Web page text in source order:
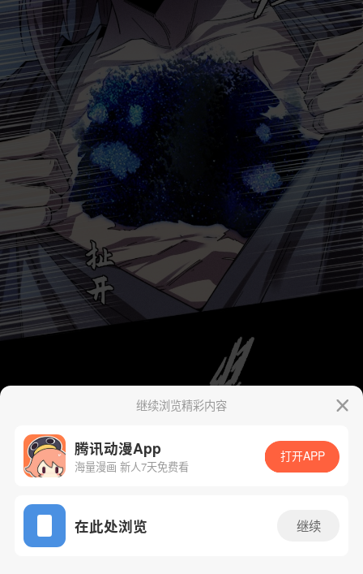
App免费看
继续浏览精彩内容
腾讯动漫App
海量漫画 新人7天免费看
打开APP
在此处浏览 继续